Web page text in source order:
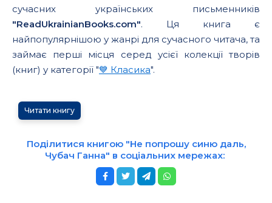
сучасних українських письменників
"ReadUkrainianBooks.com". Ця книга є
найпопулярнішою у жанрі для сучасного читача, та
займає перші місця серед усієї колекції творів
(книг) у категорії "💙 Класика".
Читати книгу
Поділитися книгою "Не попрошу синю даль,
Чубач Ганна" в соціальних мережах: